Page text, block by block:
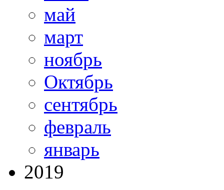
май
март
ноябрь
Октябрь
сентябрь
февраль
январь
2019